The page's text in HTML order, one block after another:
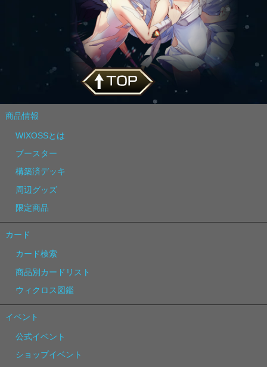
商品情報
WIXOSSとは
ブースター
構築済デッキ
周辺グッズ
限定商品
カード
カード検索
商品別カードリスト
ウィクロス図鑑
イベント
公式イベント
ショップイベント